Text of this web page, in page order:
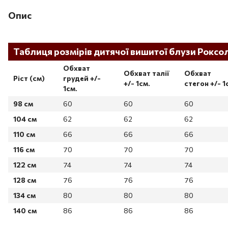
Опис
Таблиця розмірів дитячої вишитої блузи
Ріст (см)
Обхват
грудей +/-
1см.
Обхват талії
+/- 1см.
Обхват
стегон+/-
98 см 60 60
60
104 см
62 62
62
110 см
66 66
66
116 см
70 70
70
122 см
74 74
74
128 см
76 76
76
134 см
80 80
80
140 см
86 86 86